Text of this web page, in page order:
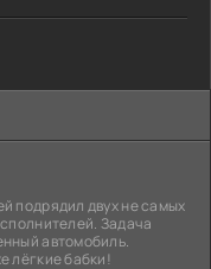
подрядил двух не самых
Задача
автомобиль.
лёгкие бабки!